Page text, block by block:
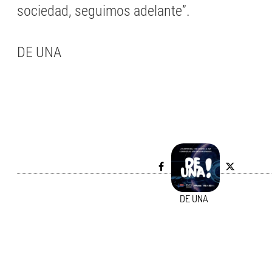
sociedad, seguimos adelante”.
DE UNA
DE UNA